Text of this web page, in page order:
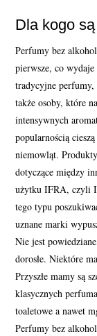
Dla kogo
Perfumy bez
pierwsze, co
tradycyjne
także osoby, które
intensywnych
popularnością
niemowląt.
dotyczące między
użytku IFRA, czyli
tego typu
uznane marki
Nie jest
dorosłe. Niektóre
Przyszłe mamy są
klasycznych
toaletowe a nawet
Perfumy bez